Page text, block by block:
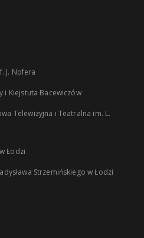
J. Nofera
i Kiejstuta Bacewiczów
Telewizyjna i Teatralna im. L.
Łodzi
Strzemińskiego w Łodzi